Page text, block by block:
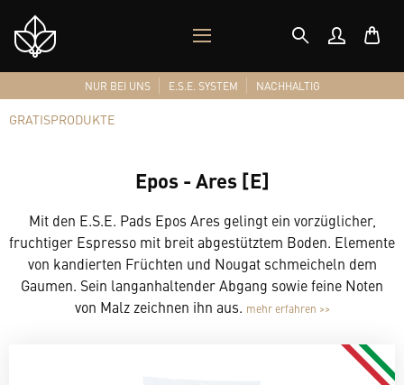
Shop
Logo
MOBILES
MENÜ
NUR BEI UNS E.S.E. SYSTEM NACHHALTIG
GRATISPRODUKTE
Epos - Ares [E]
Mit den E.S.E. Pads Epos Ares gelingt ein vorzüglicher,
fruchtiger Espresso mit breit abgestütztem Boden. Elemente
von kandierten Früchten und Nougat schmeicheln dem
Gaumen. Sein langanhaltender Abgang sowie feine Noten
von Malz zeichnen ihn aus. mehr erfahren >>